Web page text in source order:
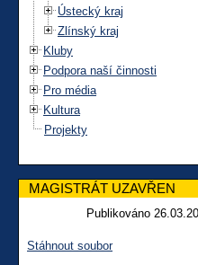
Ústecký kraj
Zlínský kraj
Kluby
Podpora naší činnosti
Pro média
Kultura
Projekty
MAGISTRÁT UZAVŘEN
Publikováno
Stáhnout soubor